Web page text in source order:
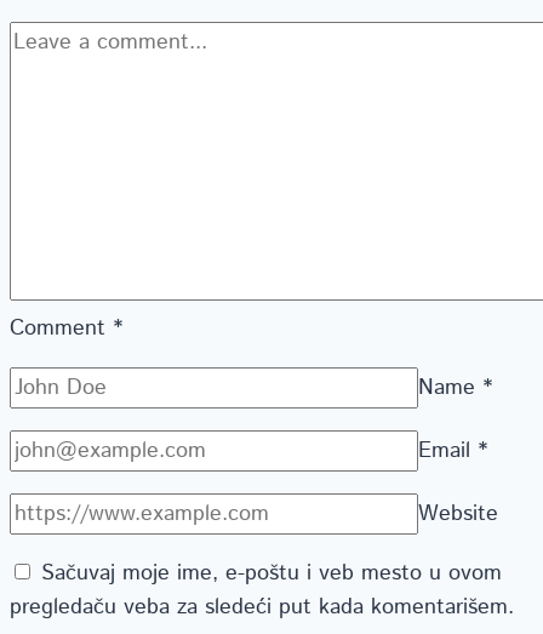
Comment *
Name *
Email *
Website
Sačuvaj moje ime, e-poštu i veb mesto u ovom
pregledaču veba za sledeći put kada komentarišem.